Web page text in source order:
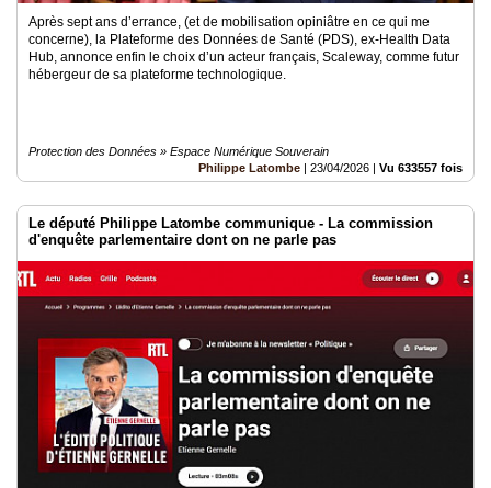
Après sept ans d’errance, (et de mobilisation opiniâtre en ce qui me
concerne), la Plateforme des Données de Santé (PDS), ex-Health Data
Hub, annonce enfin le choix d’un acteur français, Scaleway, comme futur
hébergeur de sa plateforme technologique.
Protection des Données » Espace Numérique Souverain
Philippe Latombe | 23/04/2026 | Vu 633557 fois
Le député Philippe Latombe communique - La commission
d'enquête parlementaire dont on ne parle pas